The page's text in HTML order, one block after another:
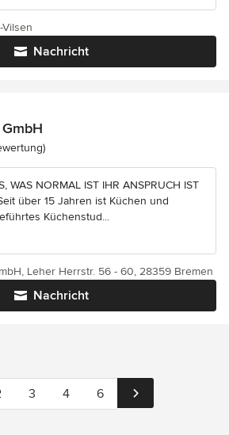
Nachricht
5 von 5 Sternen
WAS NORMAL IST IHR ANSPRUCH IST
über 15 Jahren ist Küchen und
Küchenstud...
Nachricht
Leher Herrstr. 56 - 60, 28359 Bremen
3 4 6